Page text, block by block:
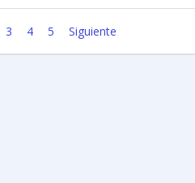
3 4 5 Siguiente